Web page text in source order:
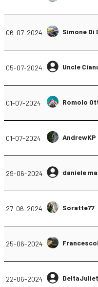
06-07-2024 Simone Di
05-07-2024 Uncle
01-07-2024 Romolo
01-07-2024 AndrewKP
29-06-2024 daniele
27-06-2024 Soratte77
25-06-2024
22-06-2024 DeltaJuliet